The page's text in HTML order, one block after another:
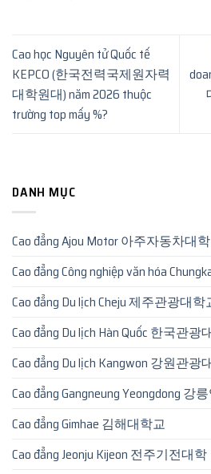
Cao học Nguyên tử Quốc tế
KEPCO (한국전력국제원자력
대학원대) năm 2026 thuộc
trường top mấy %?
DANH MỤC
Cao đẳng Ajou Motor 아주자동차대학
Cao đẳng Công nghiệp văn hóa
Cao đẳng Du lịch Cheju 제주관광대학
Cao đẳng Du lịch Hàn Quốc 한국관광
Cao đẳng Du lịch Kangwon 강원관광
Cao đẳng Gangneung Yeongdong 강
Cao đẳng Gimhae 김해대학교
Cao đẳng Jeonju Kijeon 전주기전대학